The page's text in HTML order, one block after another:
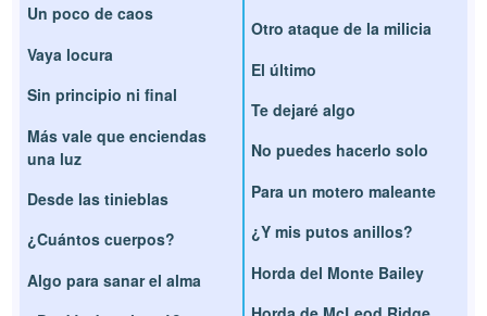
Un poco de caos
Vaya locura
Sin principio ni final
Más vale que enciendas
una luz
Desde las tinieblas
¿Cuántos cuerpos?
Algo para sanar el alma
Otro ataque de la milicia
El último
Te dejaré algo
No puedes hacerlo solo
Para un motero maleante
¿Y mis putos anillos?
Horda del Monte Bailey